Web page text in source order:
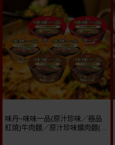
味丹~味味一品(原汁珍味／極品
紅燒)牛肉麵／原汁珍味爌肉麵(2